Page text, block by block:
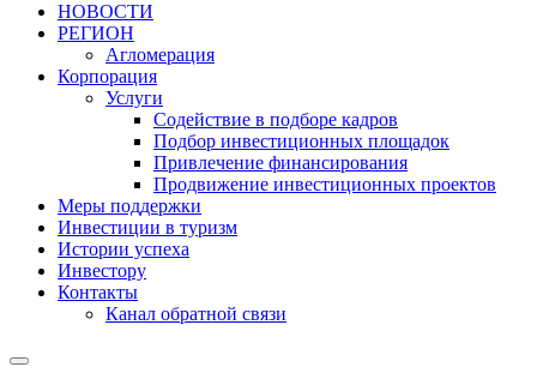
НОВОСТИ
РЕГИОН
Агломерация
Корпорация
Услуги
Cодействие в подборе кадров
Подбор инвестиционных площадок
Привлечение финансирования
Продвижение инвестиционных проектов
Меры поддержки
Инвестиции в туризм
Истории успеха
Инвестору
Контакты
Канал обратной связи